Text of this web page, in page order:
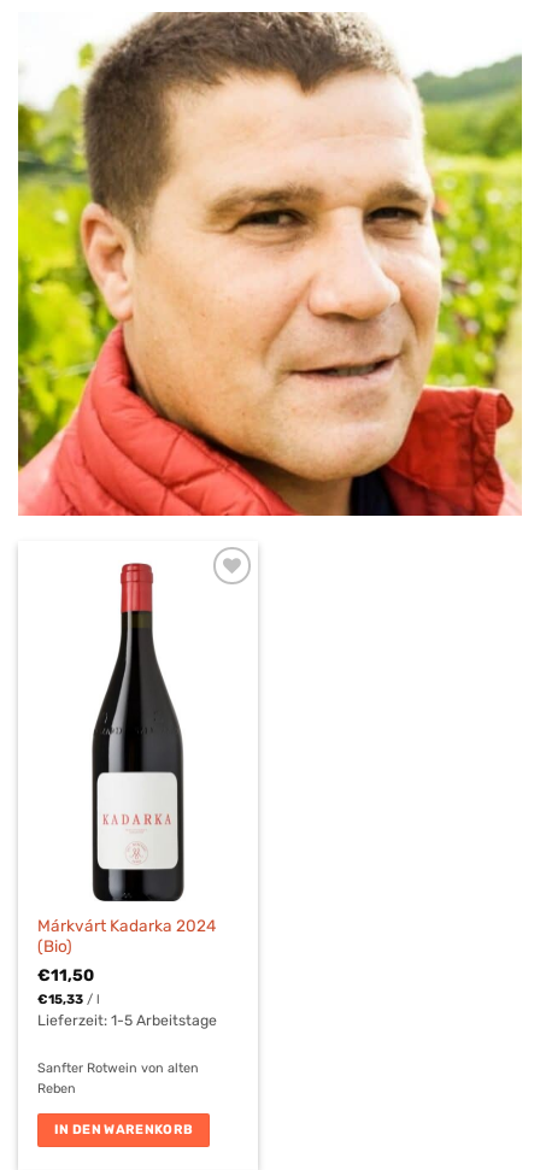
Márkvárt Kadarka 2024
(Bio)
€11,50
€15,33 /l
Lieferzeit:1-5 Arbeitstage
Sanfter Rotwein von alten
Reben
IN DEN WARENKORB